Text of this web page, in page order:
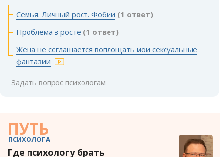
Семья. Личный рост. Фобии (1 ответ)
Проблема в росте (1 ответ)
Жена не соглашается воплощать мои сексуальные
фантазии
Задать вопрос психологам
ПУТЬ
ПСИХОЛОГА
Где психологу брать